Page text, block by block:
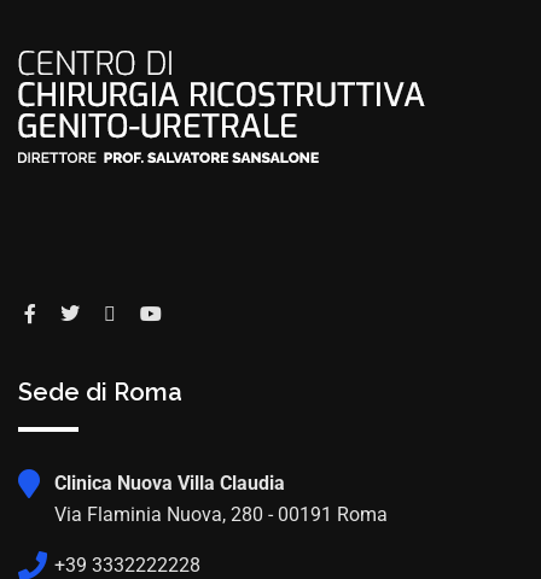
Sede di Roma
Clinica Nuova Villa Claudia
Via Flaminia Nuova, 280 - 00191 Roma
+39 3332222228